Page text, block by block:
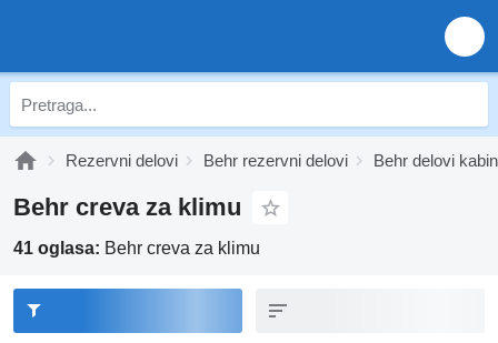
Rezervni delovi Behr rezervni delovi Behr delovi
Behr creva za klimu
41 oglasa: Behr creva za klimu